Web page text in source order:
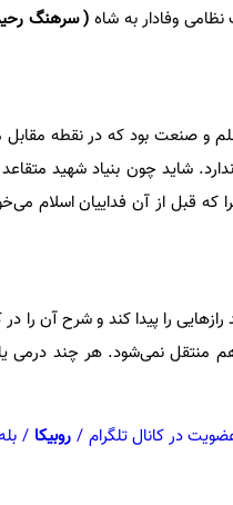
وفادار به شاه( سرهنگ
و صنعت بود که در نقطه
شهید ندارد. شاید چون بنیاد شهید
اعدام شده شهید است. چرا که قبل از آن فداییان
را پیدا کند و شرح آن را در
منتقل نمی‌شود. هر چند درمی
در کانال تلگرام / روبیکا /